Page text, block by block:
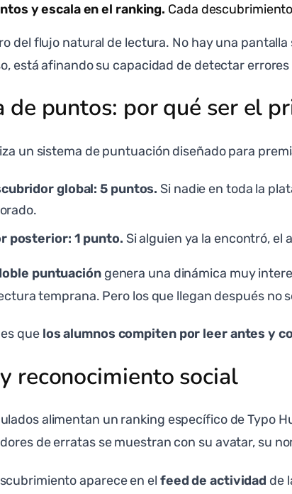
y escala en el ranking. Cada
del flujo natural de lectura. No hay una
está afinando su capacidad de detectar
de puntos: por qué ser el
un sistema de puntuación diseñado para
global: 5 puntos. Si nadie en toda la
posterior: 1 punto. Si alguien ya la encontró,
puntuacióngenera una dinámica muy
temprana. Pero los que llegan después no
que los alumnos compiten por leer antes y
reconocimiento social
alimentan un ranking específico de Typo
de erratas se muestran con su avatar, su
aparece en el feed de actividad de